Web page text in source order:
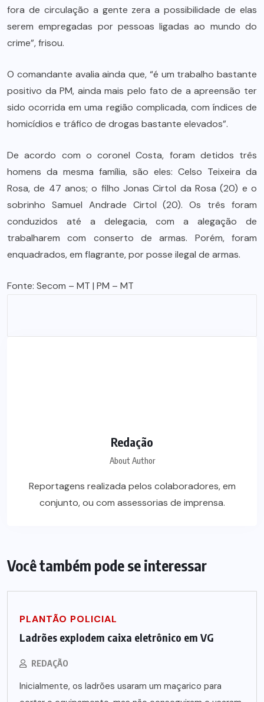
fora de circulação a gente zera a possibilidade de elas
serem empregadas por pessoas ligadas ao mundo do
crime”, frisou.
O comandante avalia ainda que, “é um trabalho bastante
positivo da PM, ainda mais pelo fato de a apreensão ter
sido ocorrida em uma região complicada, com índices de
homicídios e tráfico de drogas bastante elevados”.
De acordo com o coronel Costa, foram detidos três
homens da mesma família, são eles: Celso Teixeira da
Rosa, de 47 anos; o filho Jonas Cirtol da Rosa (20) e o
sobrinho Samuel Andrade Cirtol (20). Os três foram
conduzidos até a delegacia, com a alegação de
trabalharem com conserto de armas. Porém, foram
enquadrados, em flagrante, por posse ilegal de armas.
Fonte: Secom – MT | PM – MT
Redação
About Author
Reportagens realizada pelos colaboradores, em
conjunto, ou com assessorias de imprensa.
Você também pode se interessar
PLANTÃO POLICIAL
Ladrões explodem caixa eletrônico em VG
REDAÇÃO
Inicialmente, os ladrões usaram um maçarico para